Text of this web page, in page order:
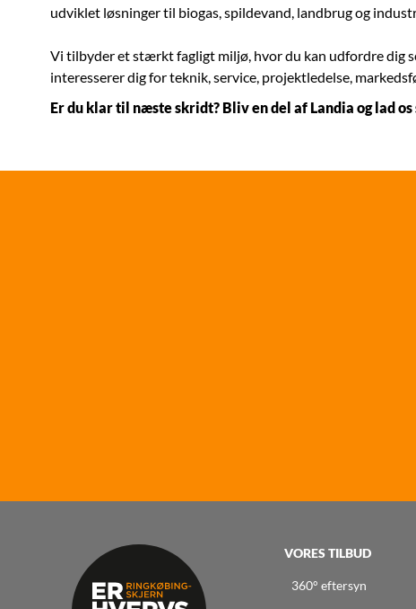
udviklet løsninger til biogas, spildevand, landbrug og
Vi tilbyder et stærkt fagligt miljø, hvor du kan udfordre dig
interesserer dig for teknik, service, projektledelse,
Er du klar til næste skridt? Bliv en del af Landia og lad
VORES TILBUD
360° eftersyn